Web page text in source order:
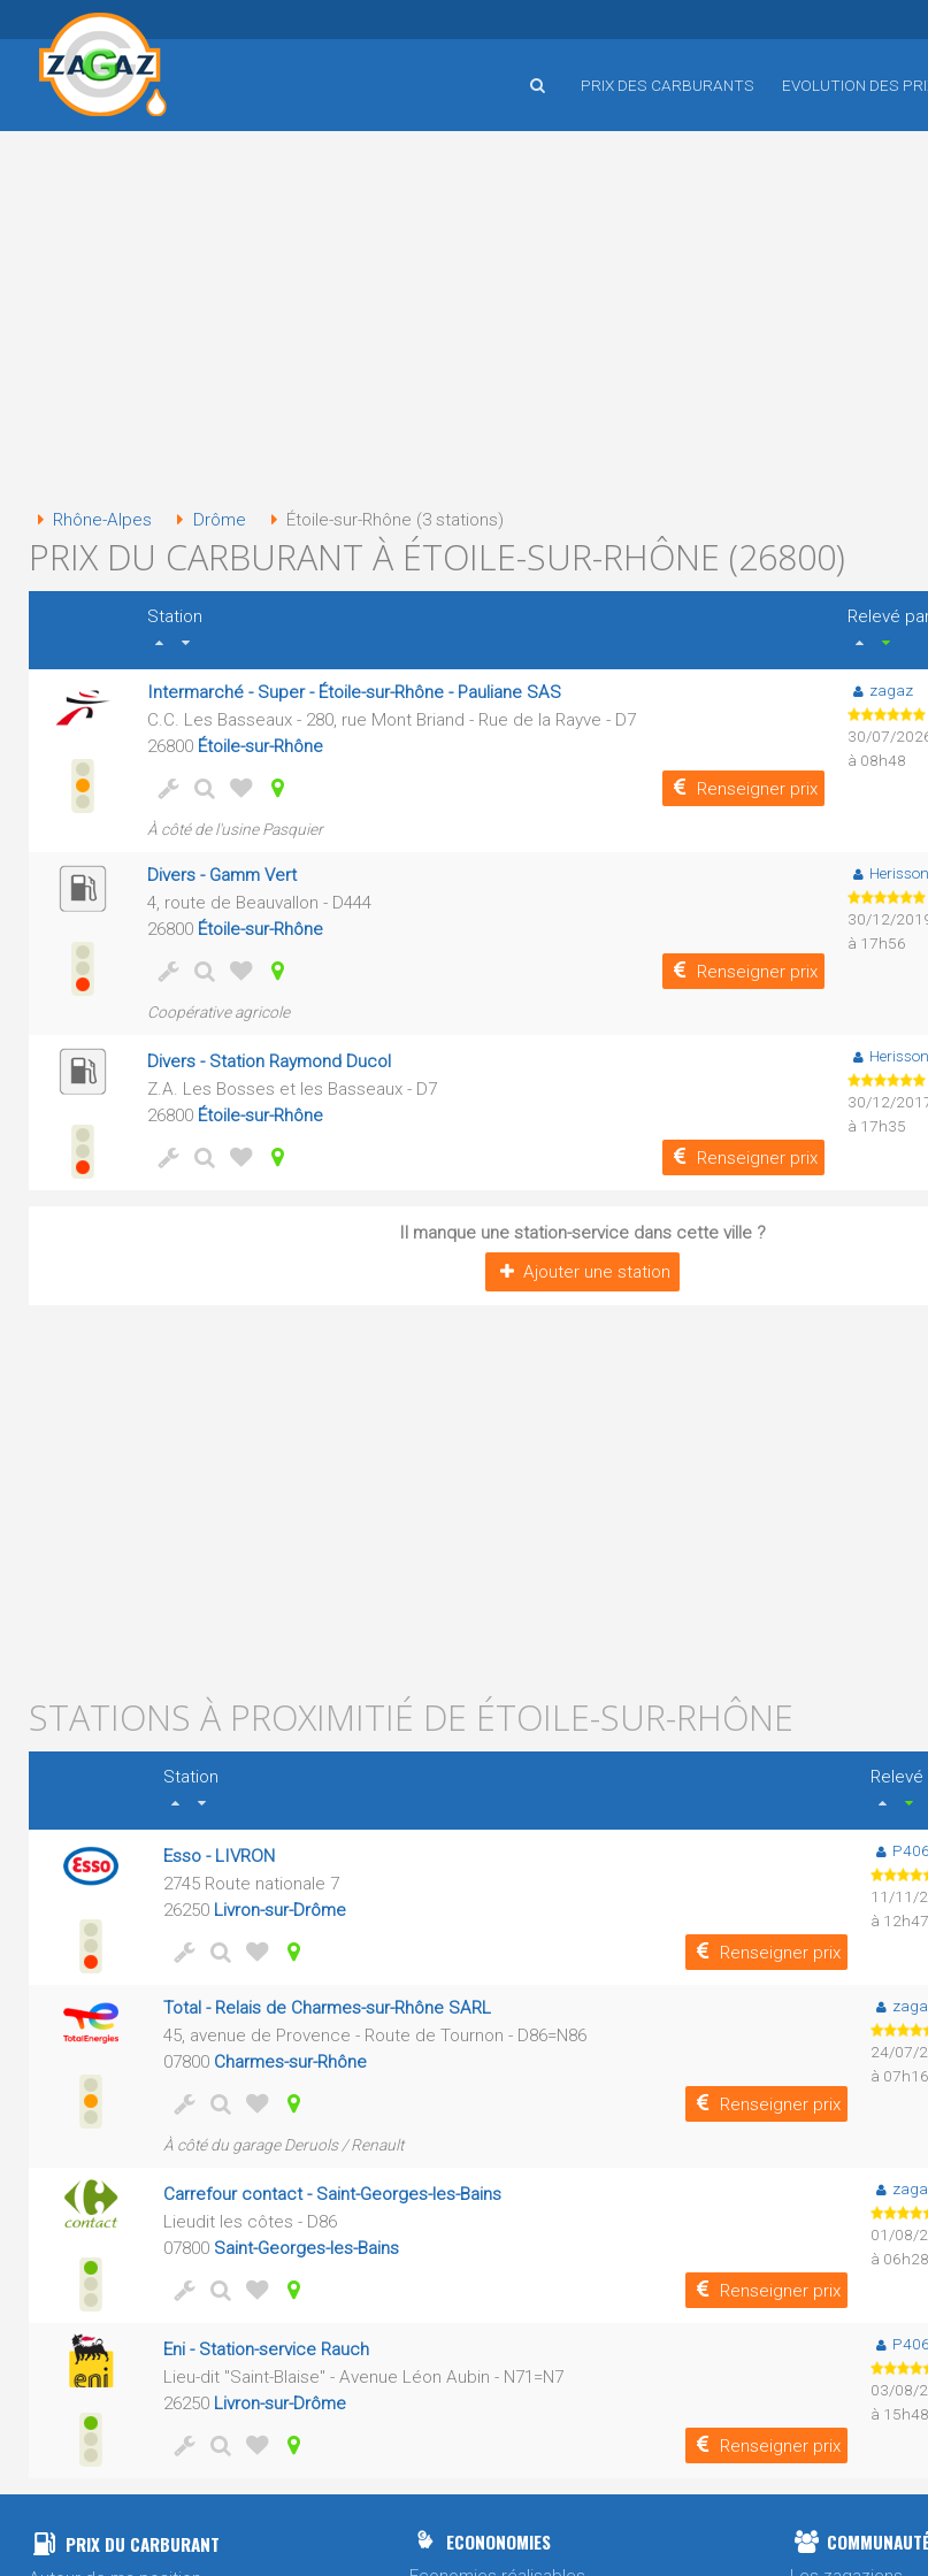
PRIX DES CARBURANTS EVOLUTION DES
Rhône-Alpes Drôme Étoile-sur-Rhône (3 stations)
PRIX DU CARBURANT À ÉTOILE-SUR-RHÔNE (26800)
Station
Relevé
Intermarché - Super - Étoile-sur-Rhône - Pauliane SAS
C.C. Les Basseaux - 280, rue Mont Briand - Rue de la Rayve - D7
26800 Étoile-sur-Rhône
Renseigner prix
À côté de l'usine Pasquier
zagaz
30/07/
à 08h48
Divers - Gamm Vert
4, route de Beauvallon - D444
26800 Étoile-sur-Rhône
Renseigner prix
Coopérative agricole
30/12/
à 17h56
Divers - Station Raymond Ducol
Z.A. Les Bosses et les Basseaux - D7
26800 Étoile-sur-Rhône
Renseigner prix
30/12/
à 17h35
Il manque une station-service dans cette ville ?
Ajouter une station
STATIONS À PROXIMITIÉ DE ÉTOILE-SUR-RHÔNE
Station
Relevé
Esso - LIVRON
2745 Route nationale 7
26250 Livron-sur-Drôme
Renseigner prix
11/11/
à 12h47
Total - Relais de Charmes-sur-Rhône SARL
45, avenue de Provence - Route de Tournon - D86=N86
07800 Charmes-sur-Rhône
Renseigner prix
À côté du garage Deruols / Renault
24/07/
à 07h16
Carrefour contact - Saint-Georges-les-Bains
Lieudit les côtes - D86
07800 Saint-Georges-les-Bains
Renseigner prix
01/08/
à 06h28
Eni - Station-service Rauch
Lieu-dit "Saint-Blaise" - Avenue Léon Aubin - N71=N7
26250 Livron-sur-Drôme
Renseigner prix
03/08/
à 15h48
PRIX DU CARBURANT ECONONOMIES